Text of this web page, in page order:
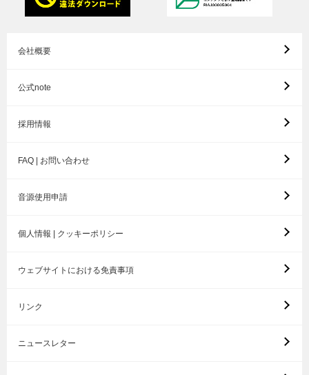
会社概要
公式note
採用情報
FAQ | お問い合わせ
音源使用申請
個人情報 | クッキーポリシー
ウェブサイトにおける免責事項
リンク
ニュースレター